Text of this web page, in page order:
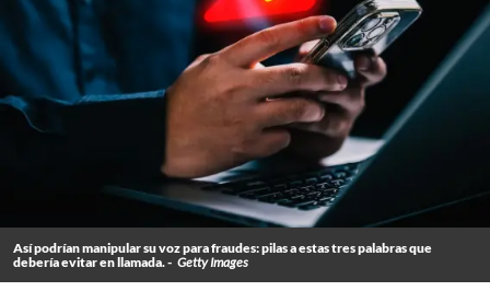
Así podrían manipular su voz para fraudes: pilas a estas tres palabras que
debería evitar en llamada. - Getty Images